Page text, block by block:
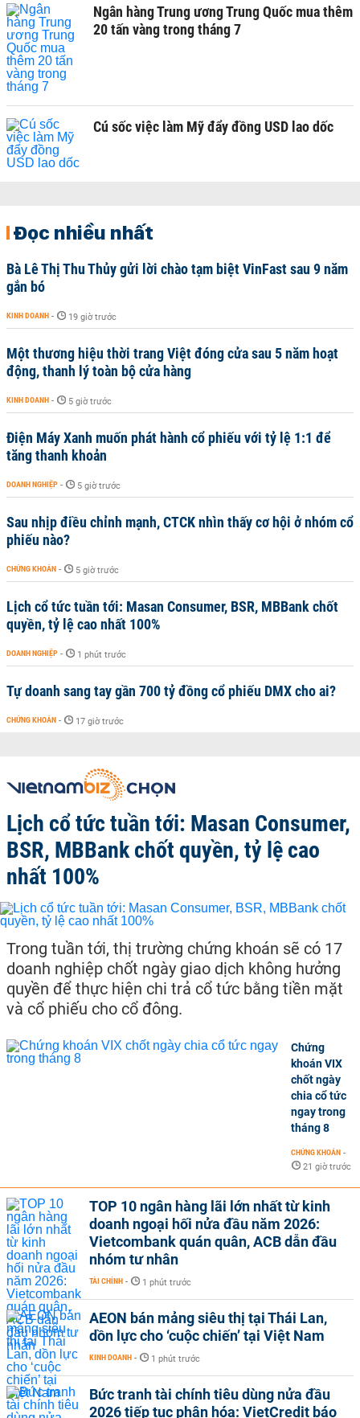
Ngân hàng Trung ương Trung Quốc mua thêm
20 tấn vàng trong tháng 7
Cú sốc việc làm Mỹ đẩy đồng USD lao dốc
Đọc nhiều nhất
Bà Lê Thị Thu Thủy gửi lời chào tạm biệt VinFast sau 9 năm
gắn bó
KINH DOANH - 19 giờ trước
Một thương hiệu thời trang Việt đóng cửa sau 5 năm hoạt
động, thanh lý toàn bộ cửa hàng
KINH DOANH - 5 giờ trước
Điện Máy Xanh muốn phát hành cổ phiếu với tỷ lệ 1:1 để
tăng thanh khoản
DOANH NGHIỆP - 5 giờ trước
Sau nhịp điều chỉnh mạnh, CTCK nhìn thấy cơ hội ở nhóm cổ
phiếu nào?
CHỨNG KHOÁN - 5 giờ trước
Lịch cổ tức tuần tới: Masan Consumer, BSR, MBBank chốt
quyền, tỷ lệ cao nhất 100%
DOANH NGHIỆP - 1 phút trước
Tự doanh sang tay gần 700 tỷ đồng cổ phiếu DMX cho ai?
CHỨNG KHOÁN - 17 giờ trước
Lịch cổ tức tuần tới: Masan Consumer,
BSR, MBBank chốt quyền, tỷ lệ cao
nhất 100%
Trong tuần tới, thị trường chứng khoán sẽ có 17
doanh nghiệp chốt ngày giao dịch không hưởng
quyền để thực hiện chi trả cổ tức bằng tiền mặt
và cổ phiếu cho cổ đông.
Chứng
khoán VIX
chốt ngày
chia cổ tức
ngay trong
tháng 8
CHỨNG KHOÁN -
21 giờ trước
TOP 10 ngân hàng lãi lớn nhất từ kinh
doanh ngoại hối nửa đầu năm 2026:
Vietcombank quán quân, ACB dẫn đầu
nhóm tư nhân
TÀI CHÍNH - 1 phút trước
AEON bán mảng siêu thị tại Thái Lan,
dồn lực cho ‘cuộc chiến’ tại Việt Nam
KINH DOANH - 1 phút trước
Bức tranh tài chính tiêu dùng nửa đầu
2026 tiếp tục phân hóa: VietCredit báo